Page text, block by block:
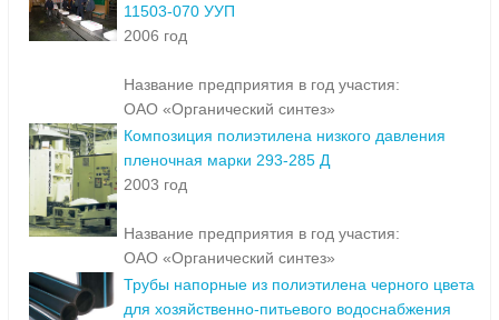
11503-070 УУП
2006 год
Название предприятия в год участия:
ОАО «Органический синтез»
Композиция полиэтилена низкого давления
пленочная марки 293-285 Д
2003 год
Название предприятия в год участия:
ОАО «Органический синтез»
Трубы напорные из полиэтилена черного цвета
для хозяйственно-питьевого водоснабжения